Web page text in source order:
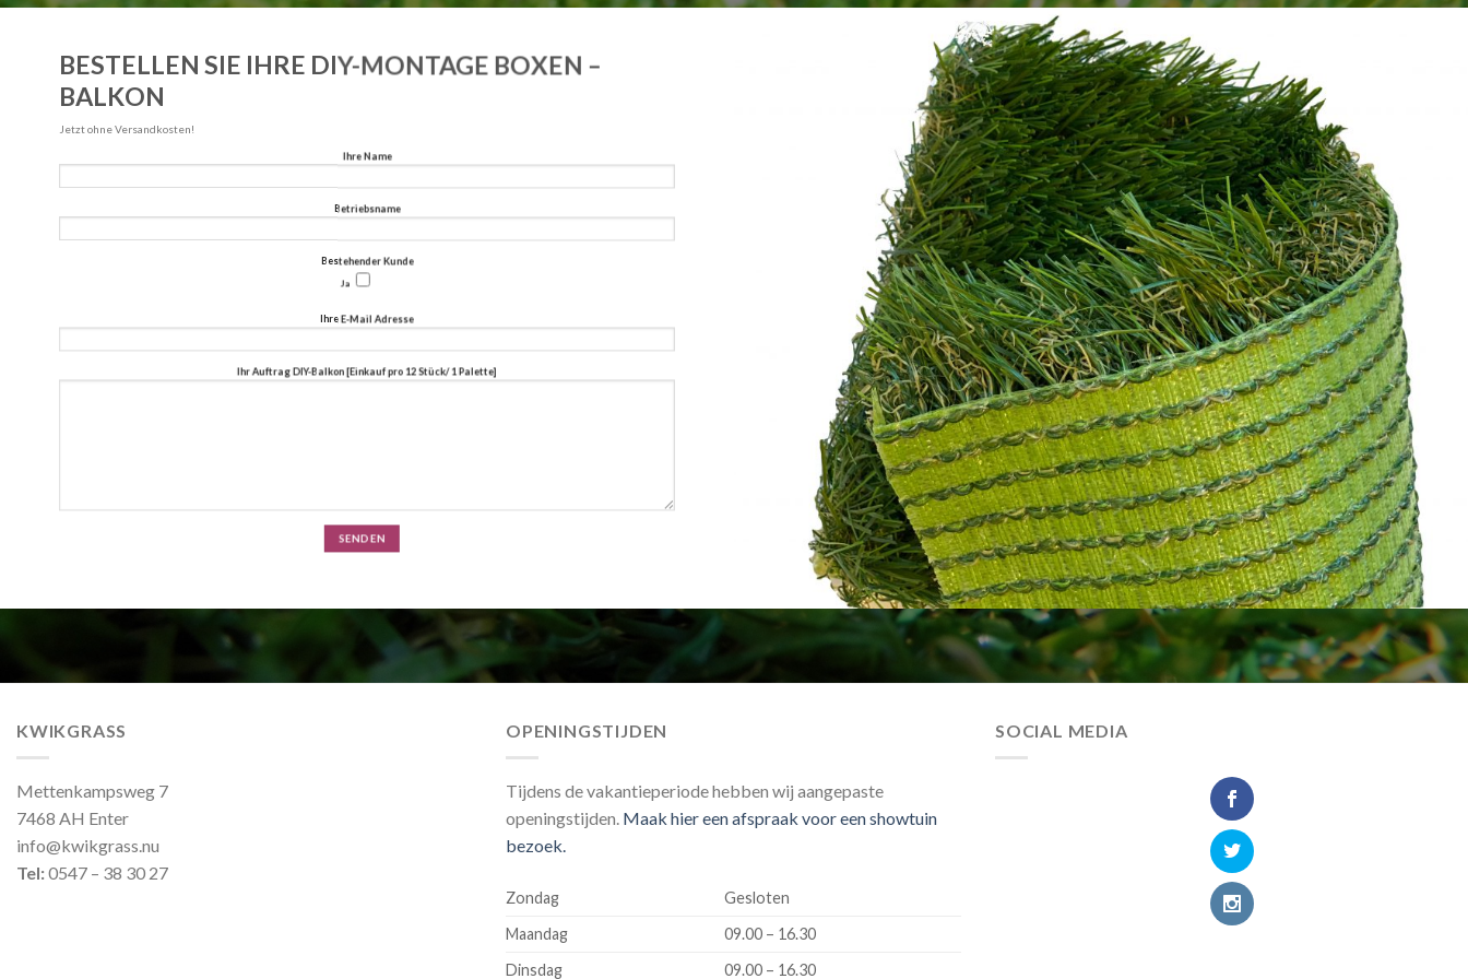
BESTELLEN SIE IHRE DIY-MONTAGE BOXEN –
BALKON
Jetzt ohne Versandkosten!
Ihre Name
Betriebsname
Bestehender Kunde
Ja
Ihre E-Mail Adresse
Ihr Auftrag DIY-Balkon [Einkauf pro 12 Stück/ 1 Palette]
KWIKGRASS
Mettenkampsweg 7
7468 AH Enter
info@kwikgrass.nu
Tel:0547 – 38 30 27
OPENINGSTIJDEN
Tijdens de vakantieperiode hebben wij aangepaste
openingstijden. Maak hier een afspraak voor een showtuin
bezoek.
Zondag
Gesloten
Maandag
09.00 – 16.30
Dinsdag
09.00 – 16.30
SOCIAL MEDIA